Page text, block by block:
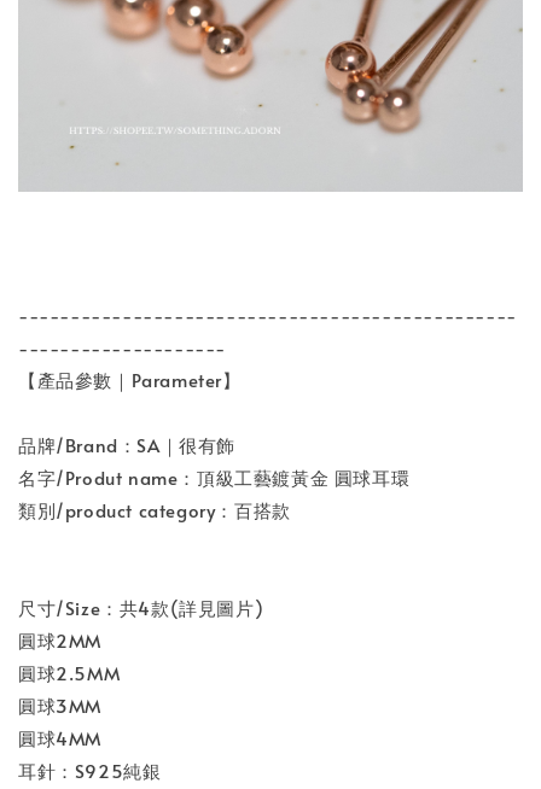
------------------------------------------------
--------------------
【產品參數｜Parameter】
品牌/Brand：SA｜很有飾
名字/Produt name：頂級工藝鍍黃金 圓球耳環
類別/product category：百搭款
尺寸/Size：共4款(詳見圖片)
圓球2MM
圓球2.5MM
圓球3MM
圓球4MM
耳針：S925純銀